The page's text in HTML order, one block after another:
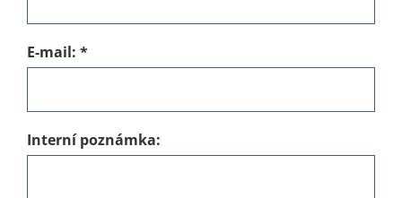
E-mail: *
Interní poznámka: